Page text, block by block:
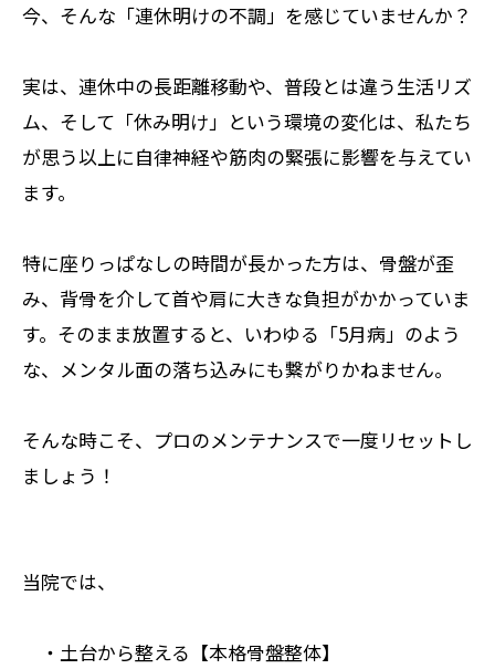
今、そんな「連休明けの不調」を感じていませんか？
実は、連休中の長距離移動や、普段とは違う生活リズ
ム、そして「休み明け」という環境の変化は、私たち
が思う以上に自律神経や筋肉の緊張に影響を与えてい
ます。
特に座りっぱなしの時間が長かった方は、骨盤が歪
み、背骨を介して首や肩に大きな負担がかかっていま
す。そのまま放置すると、いわゆる「5月病」のよう
な、メンタル面の落ち込みにも繋がりかねません。
そんな時こそ、プロのメンテナンスで一度リセットし
ましょう！
当院では、
・土台から整える【本格骨盤整体】